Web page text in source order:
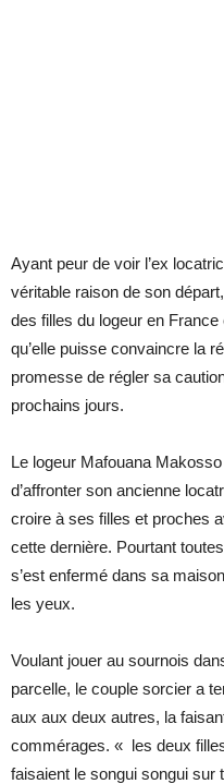
Ayant peur de voir l’ex
véritable raison de son
des filles du logeur en
qu’elle puisse convaincre la
promesse de régler sa
prochains jours.
Le logeur Mafouana
d’affronter son ancienne
croire à ses filles et proches
cette dernière. Pourtant
s’est enfermé dans sa
les yeux.
Voulant jouer au sournois
parcelle, le couple sorcier a
aux aux deux autres, la
commérages. « les deux
faisaient le songui songui